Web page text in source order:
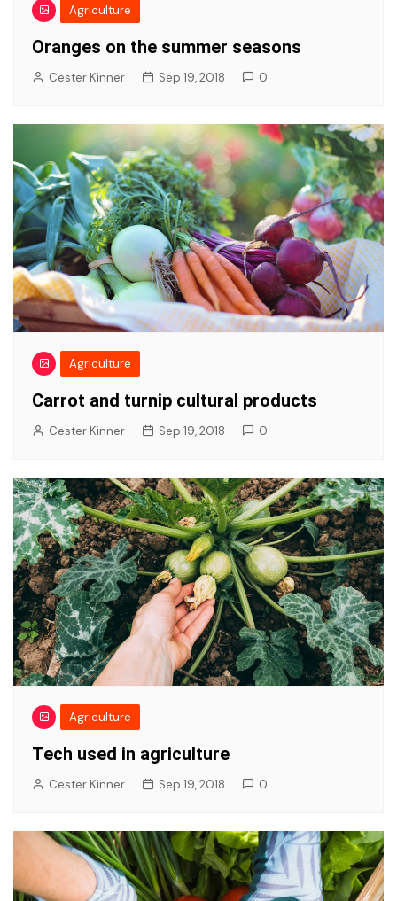
Agriculture
Oranges on the summer seasons
Cester Kinner Sep 19, 2018 0
Agriculture
Carrot and turnip cultural products
Cester Kinner Sep 19, 2018 0
Agriculture
Tech used in agriculture
Cester Kinner Sep 19, 2018 0